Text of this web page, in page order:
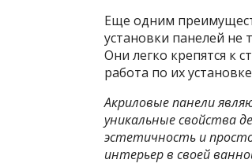
Еще одним
установки панелей не
Они легко крепятся к
работа по их
Акриловые панели
уникальные свойства
эстетичность и
интерьер в своей